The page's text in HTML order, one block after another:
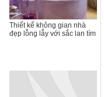
Thiết kế không gian nhà
đẹp lỗng lẫy với sắc lan tím